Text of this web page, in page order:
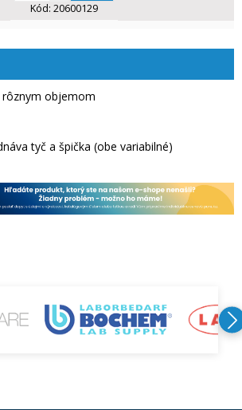
Kód: 20600129
rôznym objemom
tyč a špička (obe variabilné)